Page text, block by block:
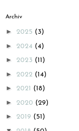
Archiv
► 2025 (3)
► 2024 (4)
► 2023 (11)
► 2022 (14)
► 2021 (18)
► 2020 (29)
► 2019 (51)